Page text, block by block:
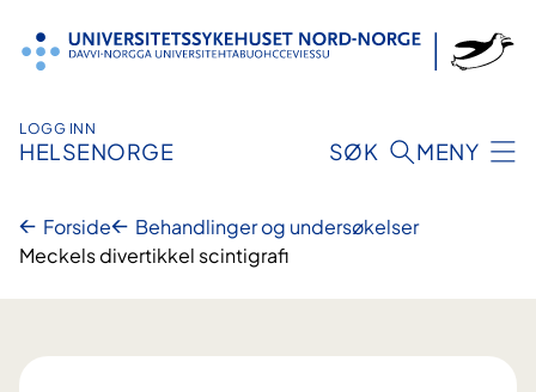
innhold
LOGG INN
HELSENORGE SØK MENY
Forside
Behandlinger og undersøkelser
Meckels divertikkel scintigrafi